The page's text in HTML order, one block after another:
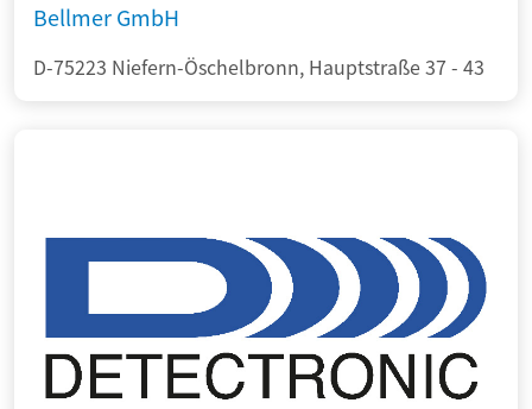
Bellmer GmbH
D-75223 Niefern-Öschelbronn, Hauptstraße 37 - 43